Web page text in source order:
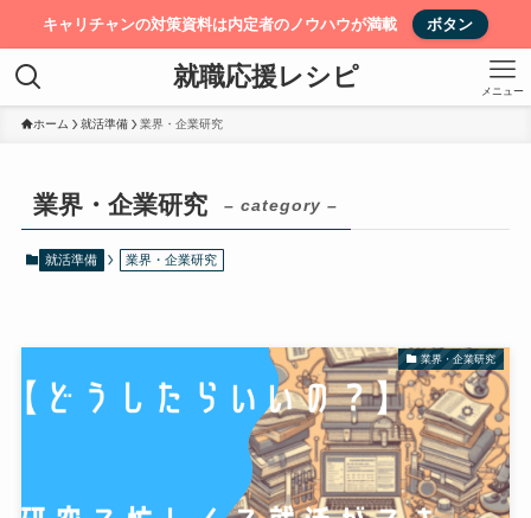
キャリチャンの対策資料は内定者のノウハウが満載 ボタン
就職応援レシピ メニュー
ホーム 就活準備 業界・企業研究
業界・企業研究 – category –
就活準備 業界・企業研究
業界・企業研究